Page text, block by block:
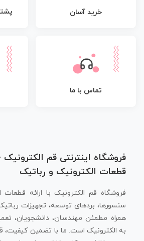
خرید آسان
تماس با ما
فروشگاه اینترنتی قم
قطعات الکترونیک و رباتیک
فروشگاه قم الکترونیک با ارائه قطعات
سنسورها، بردهای توسعه، تجهیزات
همراه مطمئن مهندسان، دانشجویان،
به الکترونیک است. ما با تضمین